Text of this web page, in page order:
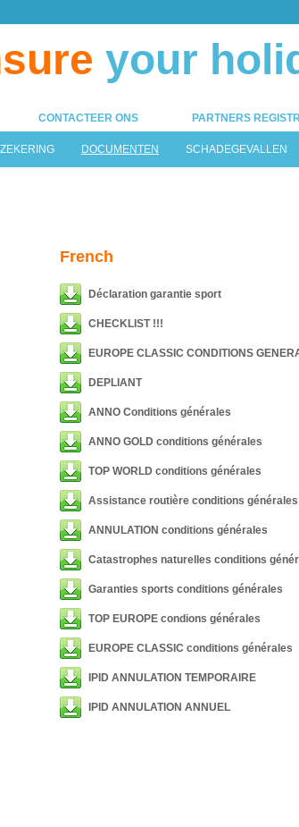
your
CONTACTEER ONS PARTNERS
DOCUMENTEN SCHADEGEVALLEN
French
Déclaration garantie sport
CHECKLIST !!!
EUROPE CLASSIC CONDITIONS
DEPLIANT
ANNO Conditions générales
ANNO GOLD conditions générales
TOP WORLD conditions générales
Assistance routière conditions générales
ANNULATION conditions générales
Catastrophes naturelles conditions
Garanties sports conditions générales
TOP EUROPE condions générales
EUROPE CLASSIC conditions générales
IPID ANNULATION TEMPORAIRE
IPID ANNULATION ANNUEL